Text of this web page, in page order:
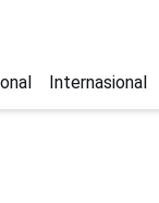
Internasional